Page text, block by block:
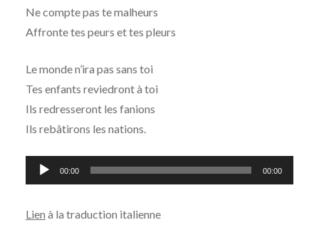
Ne compte pas te malheurs
Affronte tes peurs et tes pleurs
Le monde n’ira pas sans toi
Tes enfants reviedront à toi
Ils redresseront les fanions
Ils rebâtirons les nations.
Lecteur
audio
00:00 00:00
Lien à la traduction italienne